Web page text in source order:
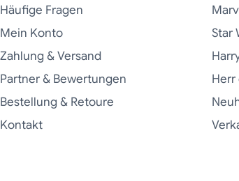
Häufige Fragen
Mein Konto
Zahlung & Versand
Partner & Bewertungen
Bestellung & Retoure
Kontakt
Star
Herr